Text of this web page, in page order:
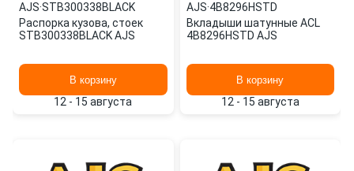
AJS·STB300338BLACK
Распорка кузова, стоек
STB300338BLACK AJS
В корзину
12 - 15 августа
AJS·4B8296HSTD
Вкладыши шатунные ACL
4B8296HSTD AJS
В корзину
12 - 15 августа